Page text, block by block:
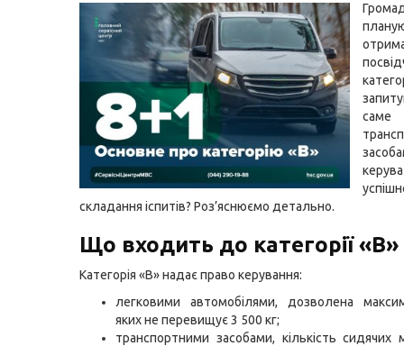
саме
складання іспитів? Роз’яснюємо детально.
Що входить до категорії «B»
Категорія «B» надає право керування:
легковими автомобілями, дозволена
яких не перевищує 3 500 кг;
транспортними засобами, кількість сидячих